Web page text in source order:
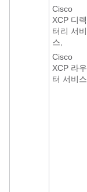
Cisco
XCP 디렉
터리 서비
스,
Cisco
XCP 라우
터 서비스